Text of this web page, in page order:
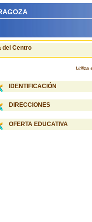
del Centro
Utiliza
IDENTIFICACIÓN
DIRECCIONES
OFERTA EDUCATIVA